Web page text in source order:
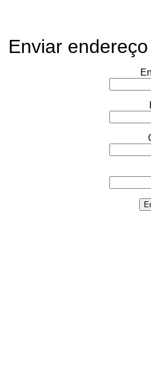
Enviar